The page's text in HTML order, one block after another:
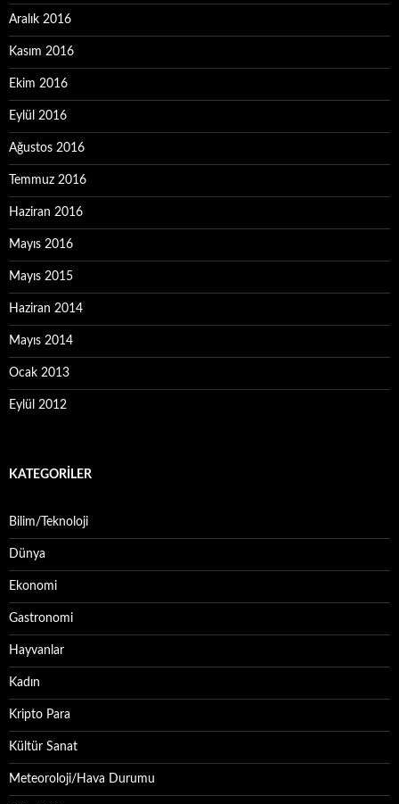
Aralık 2016
Kasım 2016
Ekim 2016
Eylül 2016
Ağustos 2016
Temmuz 2016
Haziran 2016
Mayıs 2016
Mayıs 2015
Haziran 2014
Mayıs 2014
Ocak 2013
Eylül 2012
KATEGORILER
Bilim/Teknoloji
Dünya
Ekonomi
Gastronomi
Hayvanlar
Kadın
Kripto Para
Kültür Sanat
Meteoroloji/Hava Durumu